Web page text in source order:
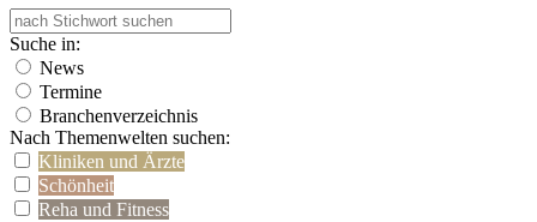
Suche in:
News
Termine
Branchenverzeichnis
Nach Themenwelten suchen:
Kliniken und Ärzte
Schönheit
Reha und Fitness